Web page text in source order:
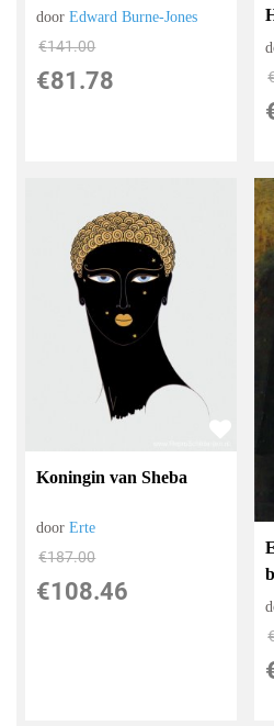
doorEdward Burne-Jones
€141.00
€81.78
Koningin van Sheba
doorErte
€187.00
€108.46